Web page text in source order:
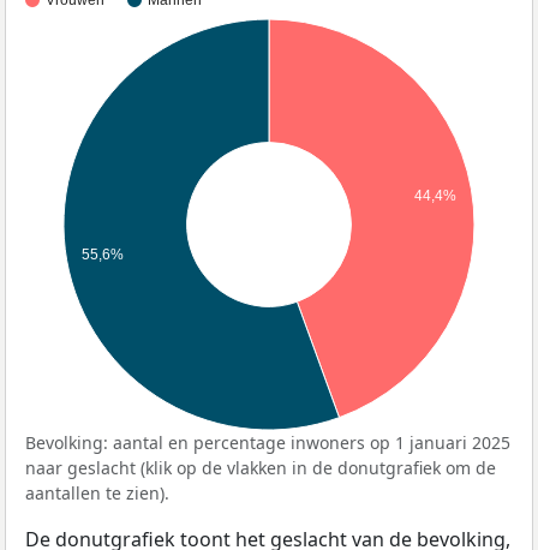
44,4%
55,6%
Bevolking: aantal en percentage inwoners op 1 januari 2025
naar geslacht (klik op de vlakken in de donutgrafiek om de
aantallen te zien).
De donutgrafiek toont het geslacht van de bevolking,